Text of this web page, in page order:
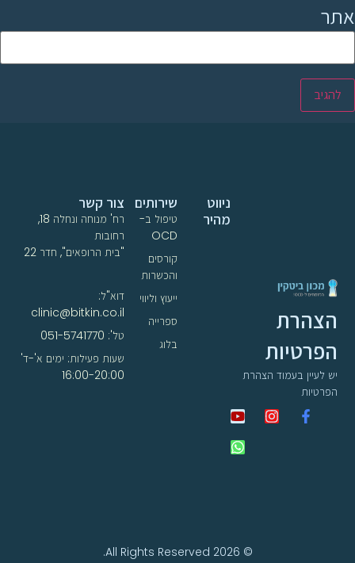
אתר
הצהרת
הפרטיות
יש לעיין בעמוד הצהרת
הפרטיות
שירותים
טיפול ב-
OCD
קורסים
והכשרות
ייעוץ וליווי
ספרייה
בלוג
ניווט
מהיר
צור קשר
רח' מנוחה ונחלה 18,
רחובות
"בית הרופאים", חדר 22
דוא"ל:
clinic@bitkin.co.il
טל': 051-5741770
שעות פעילות: ימים א'-ד'
16:00-20:00
© 2026 All Rights Reserved.